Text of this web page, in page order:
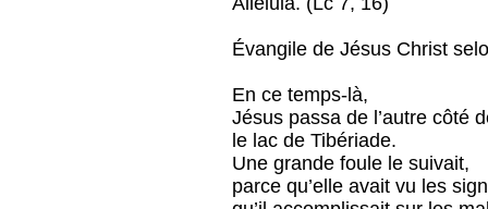
Évangile de Jésus Christ
En ce temps-là,
Jésus passa de l’autre côté
le lac de Tibériade.
Une grande foule le suivait,
parce qu’elle avait vu les